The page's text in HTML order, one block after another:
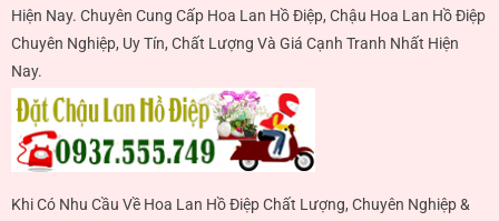
Hiện Nay. Chuyên Cung Cấp Hoa Lan Hồ Điệp, Chậu Hoa Lan Hồ Điệp
Chuyên Nghiệp, Uy Tín, Chất Lượng Và Giá Cạnh Tranh Nhất Hiện
Nay.
Khi Có Nhu Cầu Về Hoa Lan Hồ Điệp Chất Lượng, Chuyên Nghiệp &